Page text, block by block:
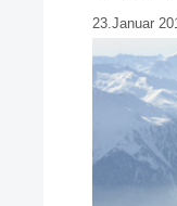
23.Januar